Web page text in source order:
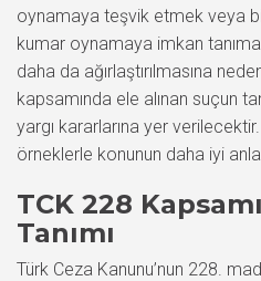
oynamaya teşvik etmek veya
kumar oynamaya imkan
daha da ağırlaştırılmasına
kapsamında ele alınan suçun
yargı kararlarına yer
örneklerle konunun daha iyi
TCK 228
Tanımı
Türk Ceza Kanunu’nun 228.